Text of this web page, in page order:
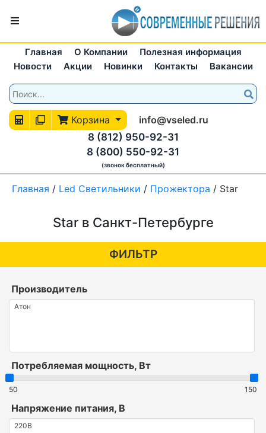
Главная О Компании
Полезная информация
Новости
Акции Новинки Контакты Вакансии
Корзина
info@vseled.ru
8 (812) 950-92-31
8 (800) 550-92-31
(звонок бесплатный)
Главная / Led Светильники / Прожектора / Star
Star в Санкт-Петербурге
ФИЛЬТР
Производитель
Потребляемая мощность, Вт
50 150
Напряжение питания, В